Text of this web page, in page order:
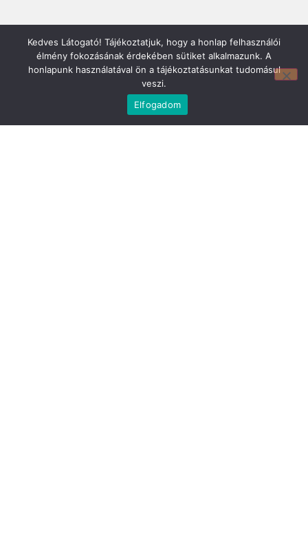
Mirland Bútor Áruház:
Nyitvatartás:
Kedves Látogató! Tájékoztatjuk, hogy a honlap felhasználói
élmény fokozásának érdekében sütiket alkalmazunk. A
honlapunk használatával ön a tájékoztatásunkat tudomásul
veszi.
Elfogadom